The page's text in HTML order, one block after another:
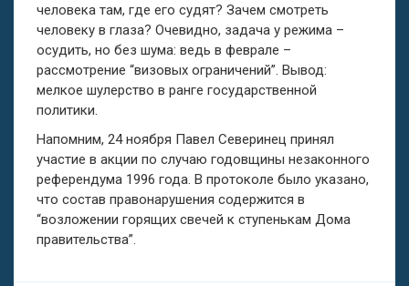
человека там, где его судят? Зачем смотреть
человеку в глаза? Очевидно, задача у режима –
осудить, но без шума: ведь в феврале –
рассмотрение “визовых ограничений”. Вывод:
мелкое шулерство в ранге государственной
политики.
Напомним, 24 ноября Павел Северинец принял
участие в акции по случаю годовщины незаконного
референдума 1996 года. В протоколе было указано,
что состав правонарушения содержится в
“возложении горящих свечей к ступенькам Дома
правительства”.